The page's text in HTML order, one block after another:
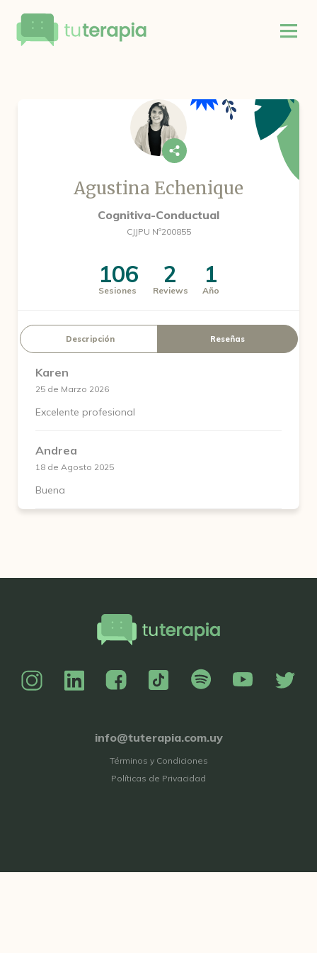
Agustina Echenique
Cognitiva-Conductual
CJJPU Nº200855
106
Sesiones
2
Reviews
1
Año
Descripción Reseñas
Karen
25 de Marzo 2026
Excelente profesional
Andrea
18 de Agosto 2025
Buena
info@tuterapia.com.uy
Términos y Condiciones
Políticas de Privacidad